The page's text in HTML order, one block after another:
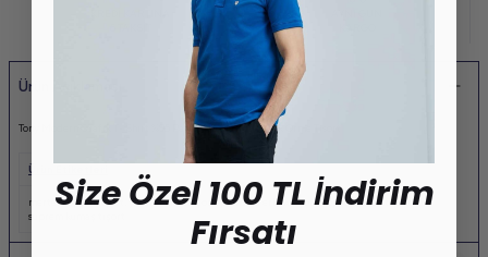
Ürün Açıklaması
Tony Modern Grafik T- Shirt %95 Pamuk%5 Elastan Erkek Örme Tisört
Ürün Etiketleri
merter toptan tişört yazlık erkek tişört , pamuklu erkek tişört ,toptan erkek tişört ,
süprem kumaş tişört
Size Özel 100 TL İndirim
Fırsatı